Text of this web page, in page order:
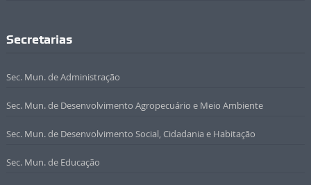
Secretarias
Sec. Mun. de Administração
Sec. Mun. de Desenvolvimento Agropecuário e Meio Ambiente
Sec. Mun. de Desenvolvimento Social, Cidadania e Habitação
Sec. Mun. de Educação